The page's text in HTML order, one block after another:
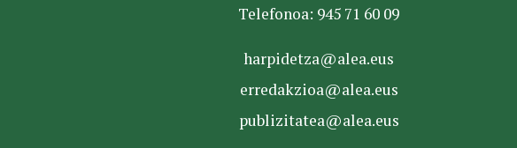
Telefonoa: 945 71 60 09
harpidetza@alea.eus
erredakzioa@alea.eus
publizitatea@alea.eus